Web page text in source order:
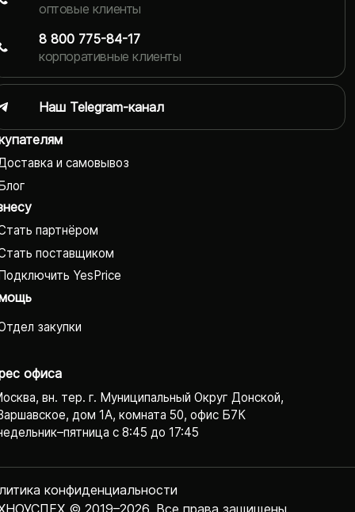
и самовывоз
партнёром
поставщиком
YesPrice
закупки
офиса
вн. тер. г. Муниципальный Округ Донской,
дом 1А, комната 50, офис Б7К
с 8:45 до 17:45
конфиденциаль­ности
оптовые клиенты
8 800 775-84-17
корпоративные клиенты
Наш Telegram-канал